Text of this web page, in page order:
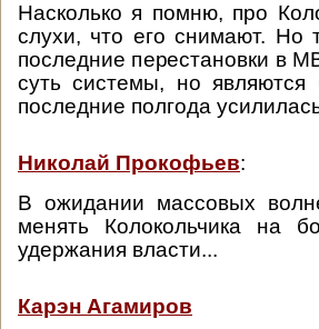
Насколько я помню, про
слухи, что его снимают. Но
последние перестановки в
суть системы, но
последние полгода
Николай Прокофьев:
В ожидании массовых
менять Колокольчика на
удержания власти...
Карэн Агамиров